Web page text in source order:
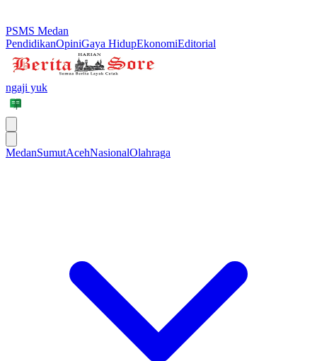
PSMS Medan
PendidikanOpiniGaya HidupEkonomiEditorial
ngaji yuk
MedanSumutAcehNasionalOlahraga